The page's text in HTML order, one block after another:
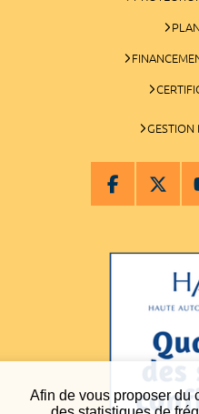
Afin de vous proposer du
GESTION